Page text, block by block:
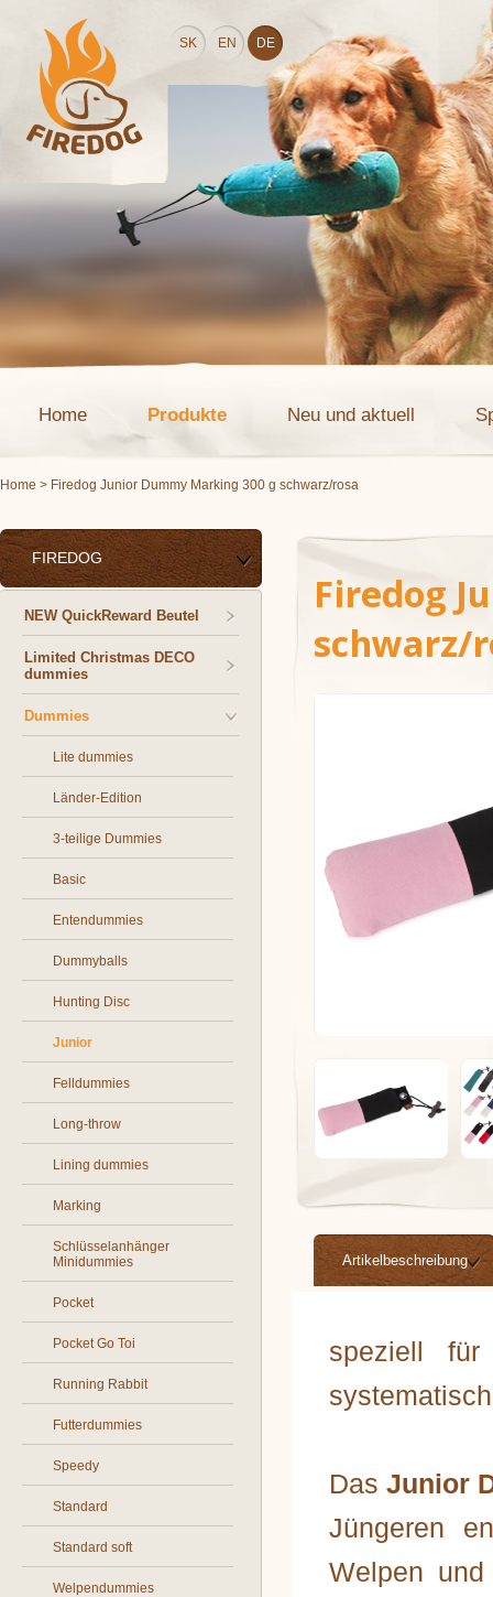
SK EN DE
Home Produkte Neu und aktuell
Home > Firedog Junior Dummy Marking 300 g schwarz/rosa
FIREDOG
NEW QuickReward Beutel
Limited Christmas DECO
dummies
Dummies
Lite dummies
Länder-Edition
3-teilige Dummies
Basic
Entendummies
Dummyballs
Hunting Disc
Junior
Felldummies
Long-throw
Lining dummies
Marking
Schlüsselanhänger
Minidummies
Pocket
Pocket Go Toi
Running Rabbit
Futterdummies
Speedy
Standard
Standard soft
Welpendummies
Firedog
schwarz/
Artikelbeschreibung
speziell
DasJunior
Jüngeren
Welpen